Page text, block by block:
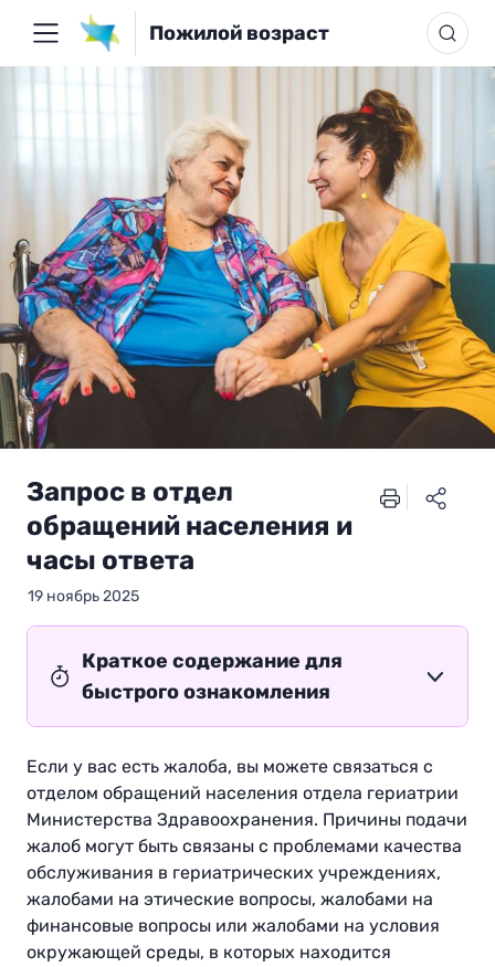
Пожилой возраст
Запрос в отдел
обращений населения и
часы ответа
19 ноябрь 2025
Краткое содержание для
быстрого ознакомления
Если у вас есть жалоба, вы можете связаться с
отделом обращений населения отдела гериатрии
Министерства Здравоохранения. Причины подачи
жалоб могут быть связаны с проблемами качества
обслуживания в гериатрических учреждениях,
жалобами на этические вопросы, жалобами на
финансовые вопросы или жалобами на условия
окружающей среды, в которых находится